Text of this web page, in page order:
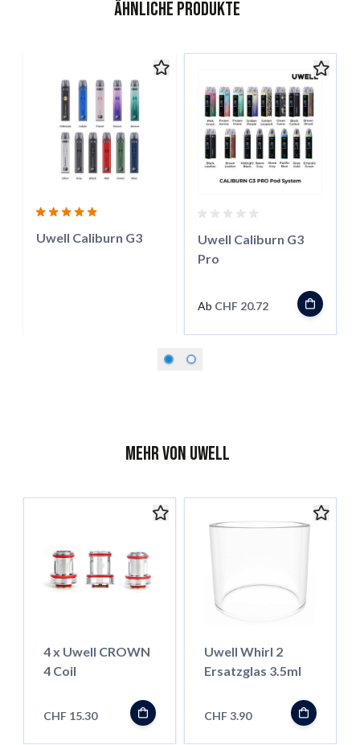
Ähnliche Produkte
Das Navigieren durch die Elemente des Karussells ist mit
Uwell Caliburn G3
Uwell Caliburn G3
Pro
Ab CHF 20.72
Mehr von Uwell
4 x Uwell CROWN
4 Coil
CHF 15.30
Uwell Whirl 2
Ersatzglas 3.5ml
CHF 3.90